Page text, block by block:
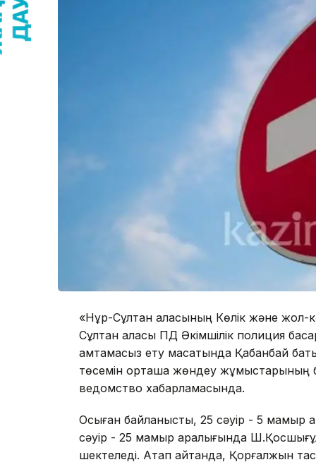
«Нұр-Сұлтан қаласының Көлік және
Сұлтан қаласы ПД Әкімшілік полиция
қамтамасыз ету мақсатында Қабанбай
төсемін орташа жөндеу жұмыстарының
ведомство хабарламасында.
Осыған байланысты, 25 сәуір - 5 мамыр
сәуір - 25 мамыр аралығында
шектеледі. Атап айтқанда, Қорғалжын